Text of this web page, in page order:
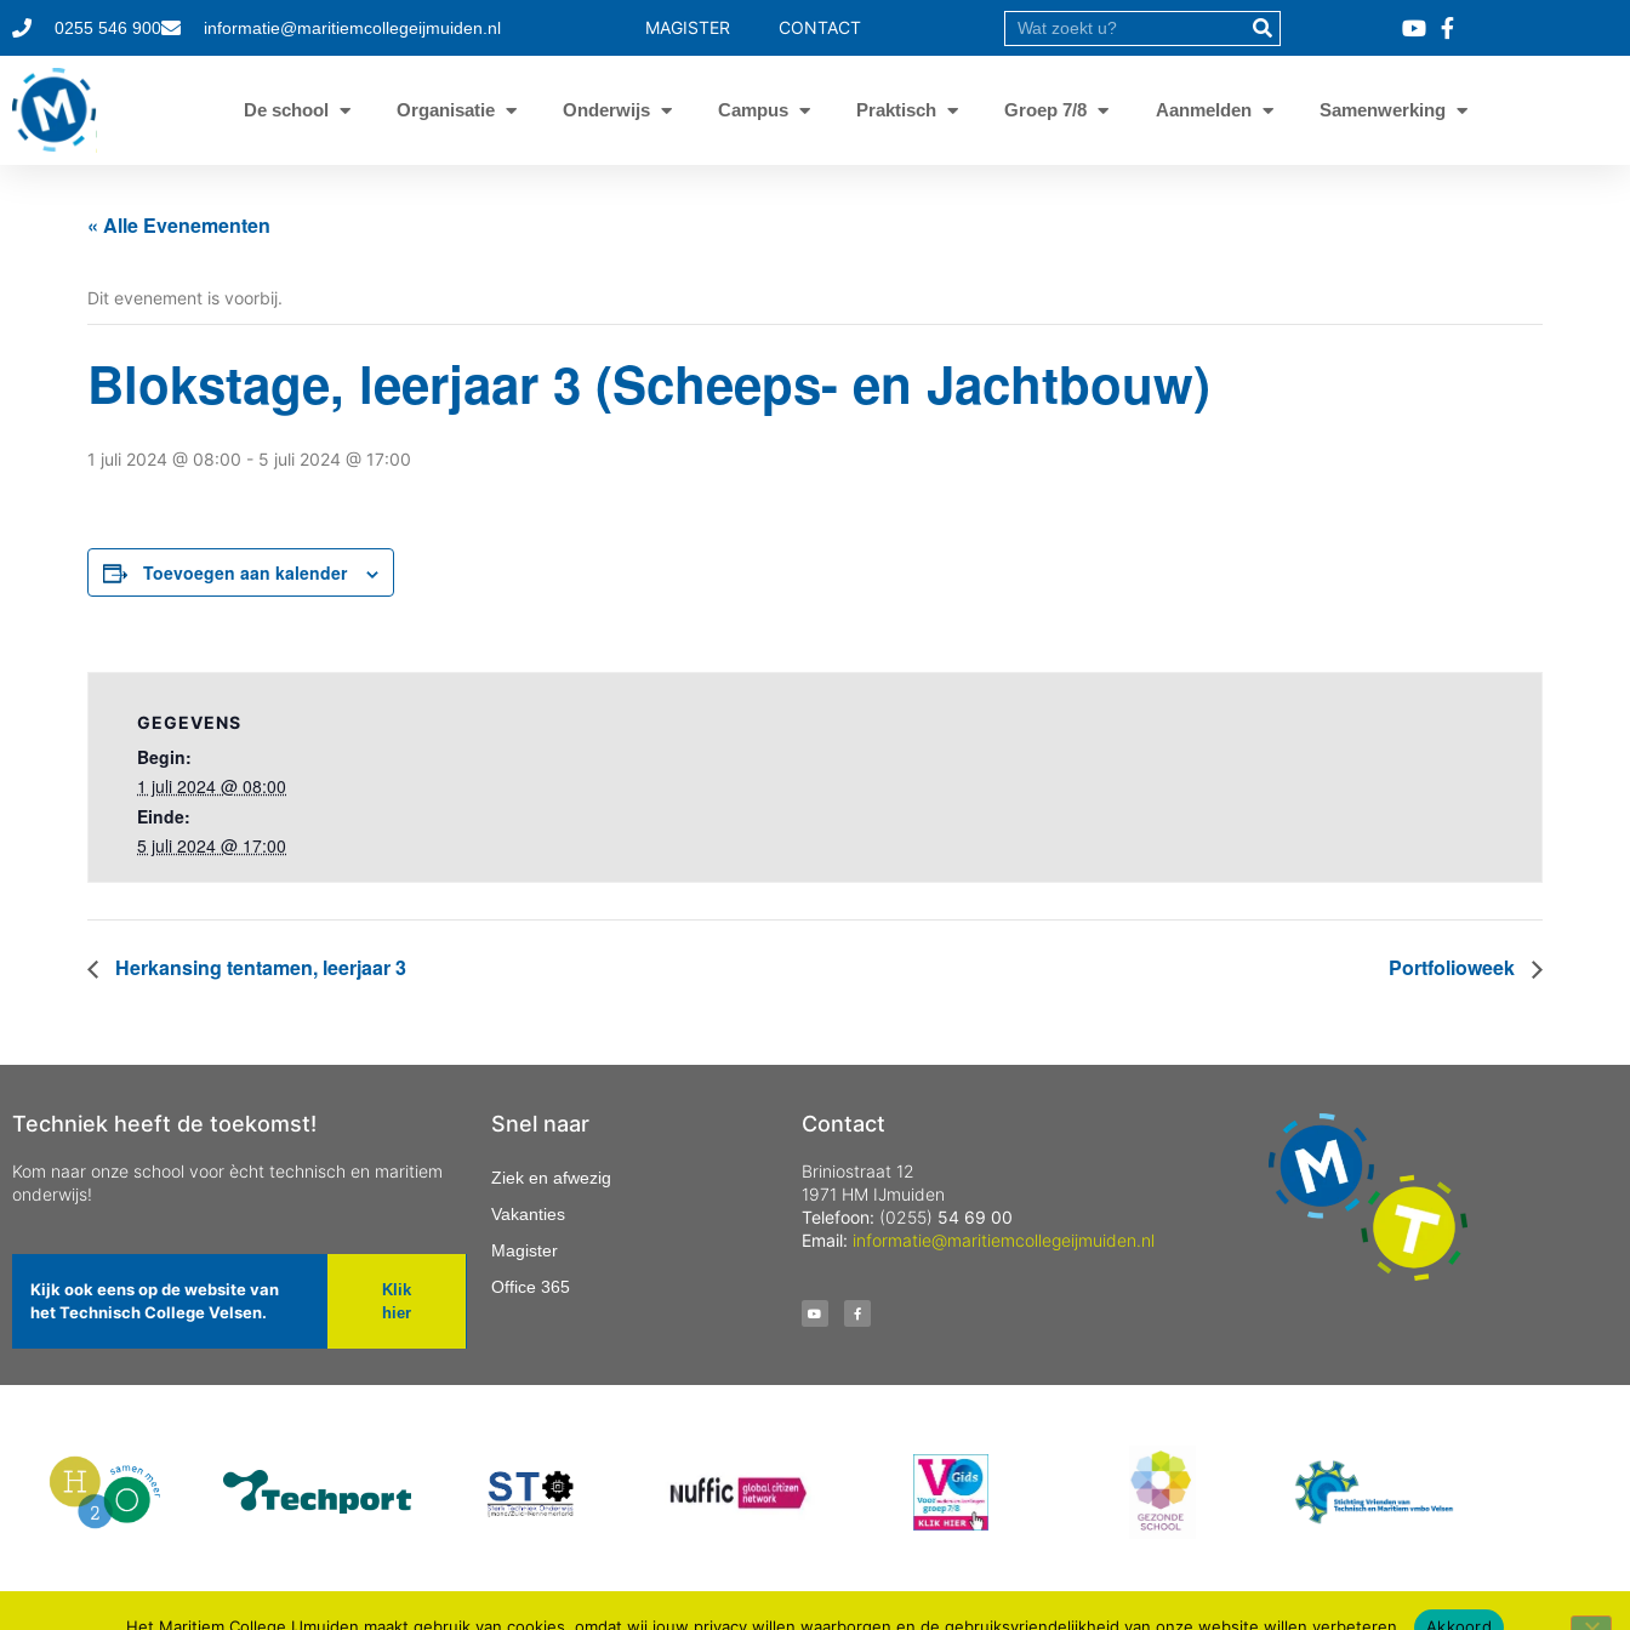
0255 546 900 informatie@maritiemcollegeijmuiden.nl MAGISTER CONTACT
De school Organisatie Onderwijs Campus Praktisch Groep 7/8 Aanmelden Samenwerking
« Alle Evenementen
Dit evenement is voorbij.
Blokstage, leerjaar 3 (Scheeps- en Jachtbouw)
1 juli 2024 @ 08:00 - 5 juli 2024 @ 17:00
Toevoegen aan kalender
GEGEVENS
Begin:
1 juli 2024 @ 08:00
Einde:
5 juli 2024 @ 17:00
Herkansing tentamen, leerjaar 3 Portfolioweek
Techniek heeft de toekomst!
Kom naar onze school voor ècht technisch en maritiem
onderwijs!
Kijk ook eens op de website van
het Technisch College Velsen.
Klik
hier
Snel naar
Ziek en afwezig
Vakanties
Magister
Office 365
Contact
Briniostraat 12
1971 HM IJmuiden
Telefoon: (0255) 54 69 00
Email: informatie@maritiemcollegeijmuiden.nl